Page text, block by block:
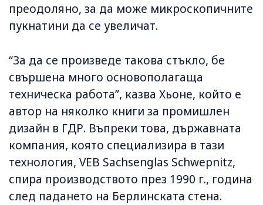
преодоляно, за да може микроскопичните
пукнатини да се увеличат.
“За да се произведе такова стъкло, бе
свършена много основополагаща
техническа работа”, казва Хьоне, който е
автор на няколко книги за промишлен
дизайн в ГДР. Въпреки това, държавната
компания, която специализира в тази
технология, VEB Sachsenglas Schwepnitz,
спира производството през 1990 г., година
след падането на Берлинската стена.